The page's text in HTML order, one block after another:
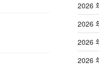
2026
2026
2026
2026